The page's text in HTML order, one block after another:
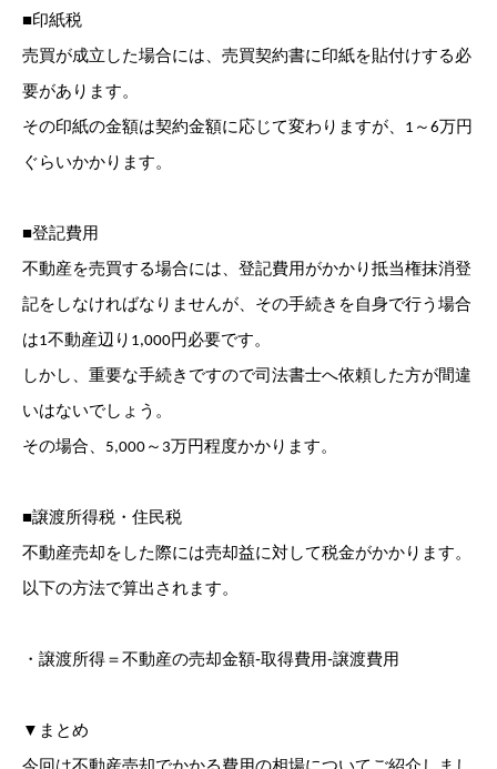
■印紙税
売買が成立した場合には、売買契約書に印紙を貼付けする必
要があります。
その印紙の金額は契約金額に応じて変わりますが、1～6万円
ぐらいかかります。
■登記費用
不動産を売買する場合には、登記費用がかかり抵当権抹消登
記をしなければなりませんが、その手続きを自身で行う場合
は1不動産辺り1,000円必要です。
しかし、重要な手続きですので司法書士へ依頼した方が間違
いはないでしょう。
その場合、5,000～3万円程度かかります。
■譲渡所得税・住民税
不動産売却をした際には売却益に対して税金がかかります。
以下の方法で算出されます。
・譲渡所得＝不動産の売却金額‐取得費用‐譲渡費用
▼まとめ